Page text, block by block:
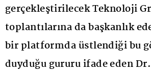
gerçekleştirilecek Teknoloji
toplantılarına da başkanlık
bir platformda üstlendiği bu
duyduğu gururu ifade eden